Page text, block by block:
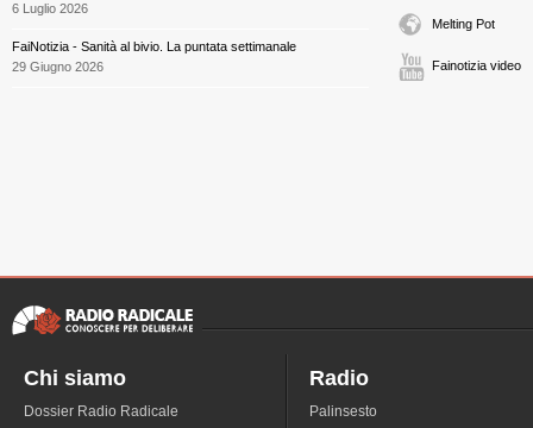
6 Luglio 2026
FaiNotizia - Sanità al bivio. La puntata settimanale
29 Giugno 2026
Melting Pot
Fainotizia video
Chi siamo
Dossier Radio Radicale
Radio
Palinsesto